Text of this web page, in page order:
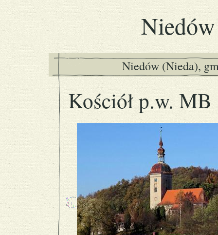
Niedów
Niedów (Nieda),
Kościół p.w.